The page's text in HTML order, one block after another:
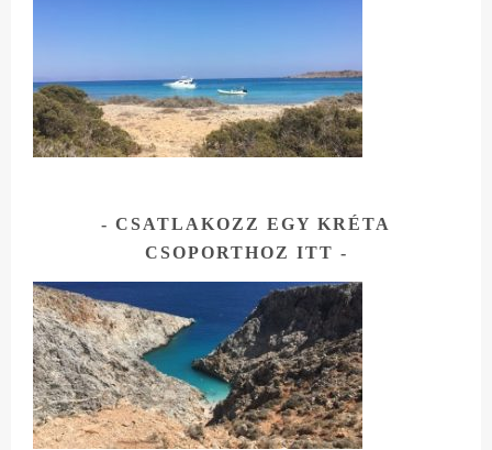
CSATLAKOZZ EGY KRÉTA
CSOPORTHOZ ITT